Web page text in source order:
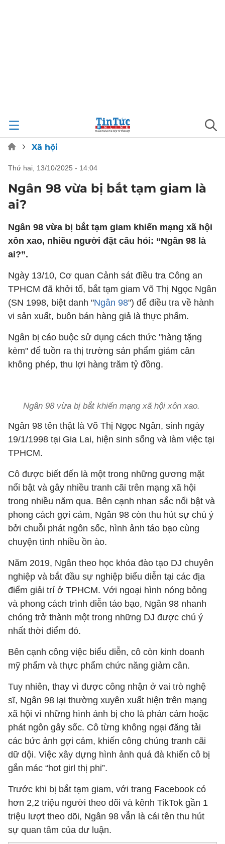
Xã hội
thứ hai, 13/10/2025 - 14:04
Ngân 98 vừa bị bắt tạm giam là
ai?
Ngân 98 vừa bị bắt tạm giam khiến mạng xã hội
xôn xao, nhiều người đặt câu hỏi: “Ngân 98 là
ai?”.
Ngày 13/10, Cơ quan Cảnh sát điều tra Công an
TPHCM đã khởi tố, bắt tạm giam Võ Thị Ngọc Ngân
(SN 1998, biệt danh "Ngân 98") để điều tra về hành
vi sản xuất, buôn bán hàng giả là thực phẩm.
Ngân bị cáo buộc sử dụng cách thức "hàng tặng
kèm" để tuồn ra thị trường sản phẩm giảm cân
không phép, thu lợi hàng trăm tỷ đồng.
Ngân 98 vừa bị bắt khiến mạng xã hội xôn xao.
Ngân 98 tên thật là Võ Thị Ngọc Ngân, sinh ngày
19/1/1998 tại Gia Lai, hiện sinh sống và làm việc tại
TPHCM.
Cô được biết đến là một trong những gương mặt
nổi bật và gây nhiều tranh cãi trên mạng xã hội
trong nhiều năm qua. Bên cạnh nhan sắc nổi bật và
phong cách gợi cảm, Ngân 98 còn thu hút sự chú ý
bởi chuỗi phát ngôn sốc, hình ảnh táo bạo cùng
chuyện tình nhiều ồn ào.
Năm 2019, Ngân theo học khóa đào tạo DJ chuyên
nghiệp và bắt đầu sự nghiệp biểu diễn tại các địa
điểm giải trí ở TPHCM. Với ngoại hình nóng bỏng
và phong cách trình diễn táo bạo, Ngân 98 nhanh
chóng trở thành một trong những DJ được chú ý
nhất thời điểm đó.
Bên cạnh công việc biểu diễn, cô còn kinh doanh
mỹ phẩm và thực phẩm chức năng giảm cân.
Tuy nhiên, thay vì được công nhận ở vai trò nghệ
sĩ, Ngân 98 lại thường xuyên xuất hiện trên mạng
xã hội vì những hình ảnh bị cho là phản cảm hoặc
phát ngôn gây sốc. Cô từng không ngại đăng tải
các bức ảnh gợi cảm, khiến công chúng tranh cãi
dữ dội. Việc xây dựng hình ảnh quá đà khiến cô bị
gắn mác “hot girl thị phi”.
Trước khi bị bắt tạm giam, với trang Facebook có
hơn 2,2 triệu người theo dõi và kênh TikTok gần 1
triệu lượt theo dõi, Ngân 98 vẫn là cái tên thu hút
sự quan tâm của dư luận.